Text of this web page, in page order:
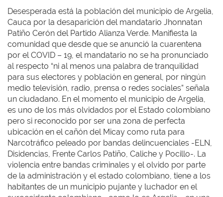
Desesperada está la población del municipio de Argelia,
Cauca por la desaparición del mandatario Jhonnatan
Patiño Cerón del Partido Alianza Verde. Manifiesta la
comunidad que desde que se anunció la cuarentena
por el COVID – 19, el mandatario no se ha pronunciado
al respecto “ni al menos una palabra de tranquilidad
para sus electores y población en general, por ningún
medio televisión, radio, prensa o redes sociales” señala
un ciudadano. En el momento el municipio de Argelia,
es uno de los más olvidados por el Estado colombiano
pero si reconocido por ser una zona de perfecta
ubicación en el cañón del Micay como ruta para
Narcotráfico peleado por bandas delincuenciales -ELN,
Disidencias, Frente Carlos Patiño, Caliche y Pocillo-. La
violencia entre bandas criminales y el olvido por parte
de la administración y el estado colombiano, tiene a los
habitantes de un municipio pujante y luchador en el